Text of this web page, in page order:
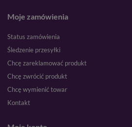
Moje zamówienia
Status zamówienia
Śledzenie przesyłki
Chcę zareklamować produkt
Chcę zwrócić produkt
Chcę wymienić towar
Kontakt